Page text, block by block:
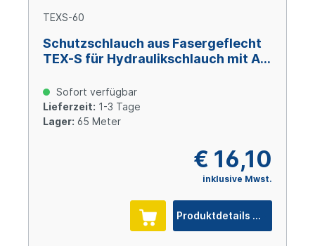
TEXS-60
Schutzschlauch aus Fasergeflecht
TEX-S für Hydraulikschlauch mit AD
Sofort verfügbar
Lieferzeit: 1-3 Tage
Lager: 65 Meter
€ 16,10
inklusive Mwst.
Produktdetails